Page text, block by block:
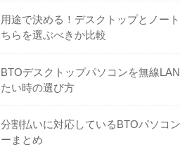
用途で決める！デスクトップとノー
ちらを選ぶべきか比較
BTOデスクトップパソコンを無線
たい時の選び方
分割払いに対応しているBTOパソコ
ーまとめ